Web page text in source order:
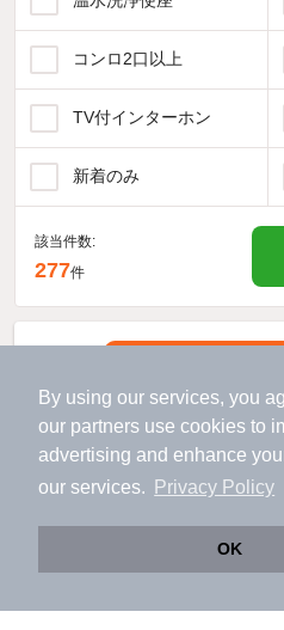
By using our services, you
our partners use cookies to
advertising and enhance
our services.
Privacy Policy
OK
アプリに切り替えて、サ
会員登録なしですぐ使える。
コンロ2口以上
TV付インターホン
新着のみ
該当件数:
277件